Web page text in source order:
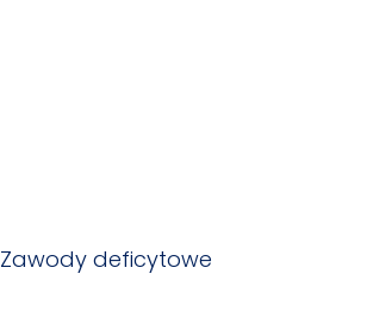
Zawody deficytowe